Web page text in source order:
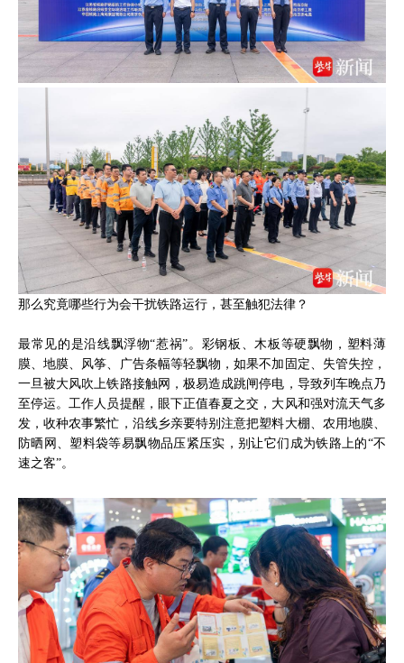
那么究竟哪些行为会干扰铁路运行，甚至触犯法律？
最常见的是沿线飘浮物“惹祸”。彩钢板、木板等硬飘物，塑料薄
膜、地膜、风筝、广告条幅等轻飘物，如果不加固定、失管失控，
一旦被大风吹上铁路接触网，极易造成跳闸停电，导致列车晚点乃
至停运。工作人员提醒，眼下正值春夏之交，大风和强对流天气多
发，收种农事繁忙，沿线乡亲要特别注意把塑料大棚、农用地膜、
防晒网、塑料袋等易飘物品压紧压实，别让它们成为铁路上的“不
速之客”。